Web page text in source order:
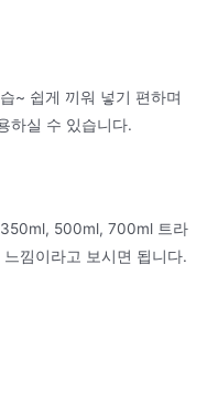
~ 쉽게 끼워 넣기 편하며
하실 수 있습니다.
500ml, 700ml 트라
낌이라고 보시면 됩니다.